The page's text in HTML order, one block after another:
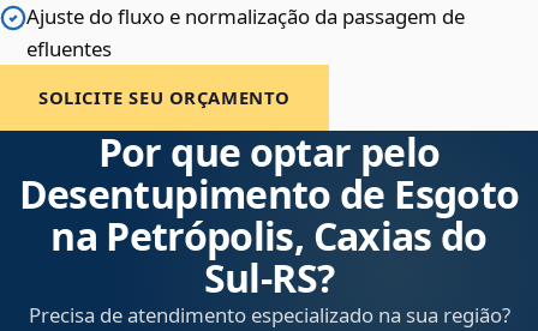
Ajuste do fluxo e normalização da passagem de
efluentes
SOLICITE SEU ORÇAMENTO
Por que optar pelo
Desentupimento de Esgoto
na Petrópolis, Caxias do
Sul‑RS?
Precisa de atendimento especializado na sua região?